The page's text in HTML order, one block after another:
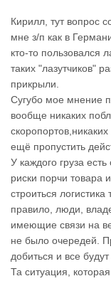
портом. А
азу в Европу.
се процессы
оты. 3 круга в
Кирилл, тут вопрос
мне з/п как в
кто-то пользовался
таких "лазутчиков"
прикрыли.
Сугубо мое мнение
вообще никаких
ещё пропустить
У каждого груза
риски порчи товара
строиться
правило, люди,
имеющие связи на
не было очередей.
добиться и все
Та ситуация,